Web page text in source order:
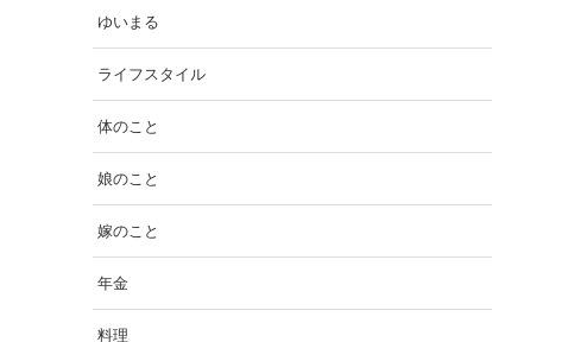
ゆいまる
ライフスタイル
体のこと
娘のこと
嫁のこと
年金
料理